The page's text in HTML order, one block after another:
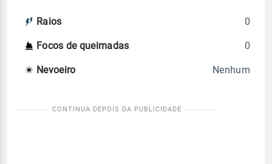
Raios 0
Focos de queimadas 0
Nevoeiro Nenhum